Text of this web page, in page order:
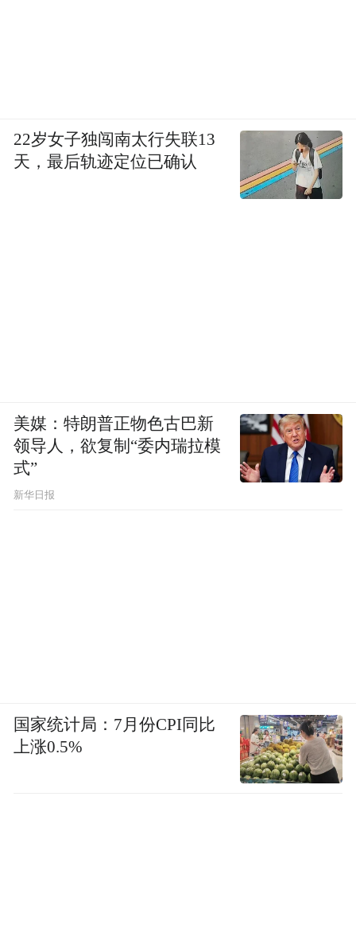
22岁女子独闯南太行失联13
天，最后轨迹定位已确认
美媒：特朗普正物色古巴新
领导人，欲复制“委内瑞拉模
式”
新华日报
国家统计局：7月份CPI同比
上涨0.5%